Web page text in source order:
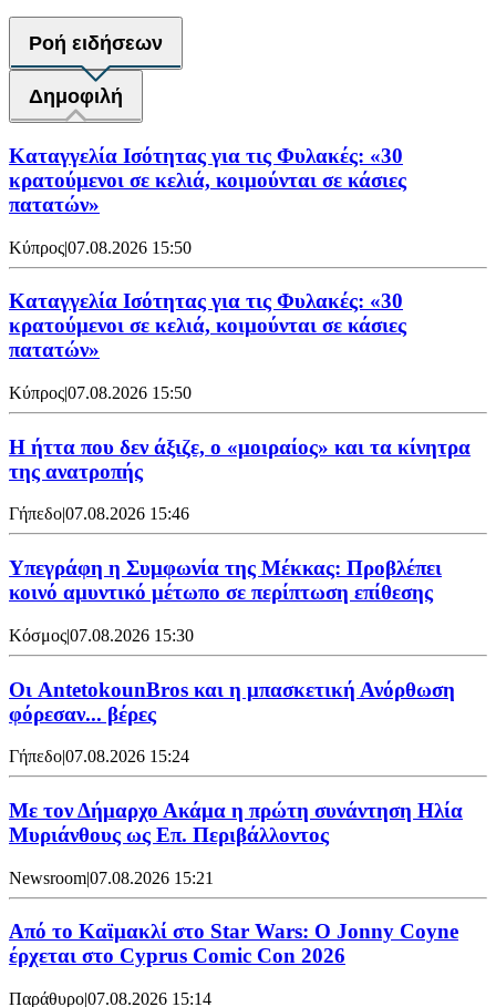
Ροή ειδήσεων
Δημοφιλή
Καταγγελία Ισότητας για τις Φυλακές: «30
κρατούμενοι σε κελιά, κοιμούνται σε κάσιες
πατατών»
Κύπρος|07.08.2026 15:50
Καταγγελία Ισότητας για τις Φυλακές: «30
κρατούμενοι σε κελιά, κοιμούνται σε κάσιες
πατατών»
Κύπρος|07.08.2026 15:50
Η ήττα που δεν άξιζε, ο «μοιραίος» και τα κίνητρα
της ανατροπής
Γήπεδο|07.08.2026 15:46
Υπεγράφη η Συμφωνία της Μέκκας: Προβλέπει
κοινό αμυντικό μέτωπο σε περίπτωση επίθεσης
Κόσμος|07.08.2026 15:30
Oι AntetokounBros και η μπασκετική Ανόρθωση
φόρεσαν... βέρες
Γήπεδο|07.08.2026 15:24
Με τον Δήμαρχο Ακάμα η πρώτη συνάντηση Ηλία
Μυριάνθους ως Επ. Περιβάλλοντος
Newsroom|07.08.2026 15:21
Από το Καϊμακλί στο Star Wars: Ο Jonny Coyne
έρχεται στο Cyprus Comic Con 2026
Παράθυρο|07.08.2026 15:14